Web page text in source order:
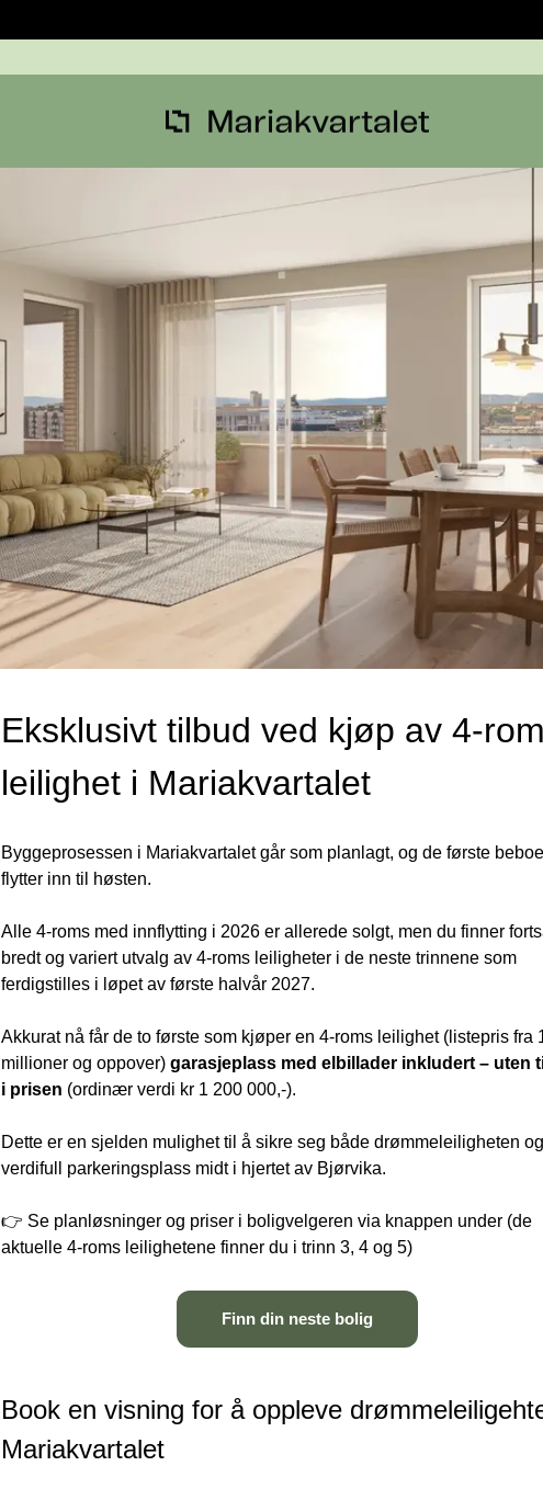
Eksklusivt tilbud ved kjøp av 4-
leilighet i Mariakvartalet
Byggeprosessen i Mariakvartalet går som planlagt, og de første
flytter inn til høsten.
Alle 4-roms med innflytting i 2026 er allerede solgt, men du finner
bredt og variert utvalg av 4-roms leiligheter i de neste trinnene som
ferdigstilles i løpet av første halvår 2027.
Akkurat nå får de to første som kjøper en 4-roms leilighet (listepris fra
millioner og oppover) garasjeplass med elbillader inkludert – uten
i prisen (ordinær verdi kr 1 200 000,-).
Dette er en sjelden mulighet til å sikre seg både drømmeleiligheten
verdifull parkeringsplass midt i hjertet av Bjørvika.
👉 Se planløsninger og priser i boligvelgeren via knappen under (de
Finn din neste bolig
Book en visning for å oppleve
Mariakvartalet